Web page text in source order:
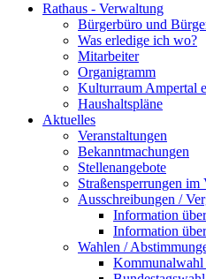
Rathaus - Verwaltung
Bürgerbüro und
Was erledige ich wo?
Mitarbeiter
Organigramm
Kulturraum Ampertal
Haushaltspläne
Aktuelles
Veranstaltungen
Bekanntmachungen
Stellenangebote
Straßensperrungen
Ausschreibungen /
Information
Information
Wahlen /
Kommunalwahl